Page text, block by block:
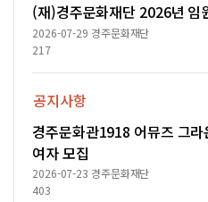
(재)경주문화재단 2026년 임
2026-07-29 경주문화재단
217
공지사항
경주문화관1918 어뮤즈 그
여자 모집
2026-07-23 경주문화재단
403